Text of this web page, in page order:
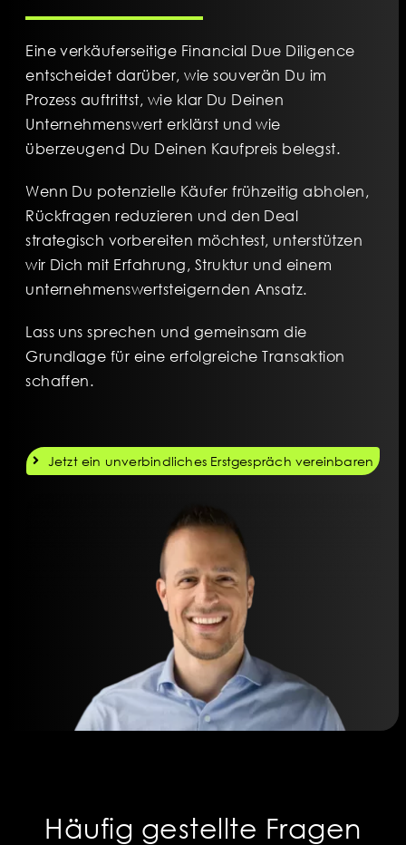
Eine verkäuferseitige Financial Due Diligence
entscheidet darüber, wie souverän Du im
Prozess auftrittst, wie klar Du Deinen
Unternehmenswert erklärst und wie
überzeugend Du Deinen Kaufpreis belegst.
Wenn Du potenzielle Käufer frühzeitig abholen,
Rückfragen reduzieren und den Deal
strategisch vorbereiten möchtest, unterstützen
wir Dich mit Erfahrung, Struktur und einem
unternehmenswertsteigernden Ansatz.
Lass uns sprechen und gemeinsam die
Grundlage für eine erfolgreiche Transaktion
schaffen.
Jetzt ein unverbindliches Erstgespräch vereinbaren
Häufig gestellte Fragen